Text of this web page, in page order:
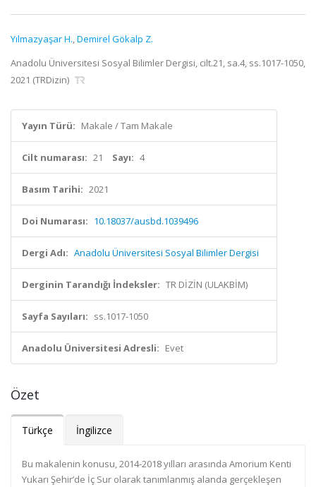
Yılmazyaşar H.,Demirel Gökalp Z.
Anadolu Üniversitesi Sosyal Bilimler Dergisi, cilt.21, sa.4, ss.1017-1050,
2021 (TRDizin)
Yayın Türü: Makale / Tam Makale
Cilt numarası: 21 Sayı: 4
Basım Tarihi: 2021
Doi Numarası: 10.18037/ausbd.1039496
Dergi Adı: Anadolu Üniversitesi Sosyal Bilimler Dergisi
Derginin Tarandığı İndeksler: TR DİZİN (ULAKBİM)
Sayfa Sayıları: ss.1017-1050
Anadolu Üniversitesi Adresli: Evet
Özet
Türkçe İngilizce
Bu makalenin konusu, 2014-2018 yılları arasında Amorium Kenti
Yukarı Şehir’de İç Sur olarak tanımlanmış alanda gerçekleşen